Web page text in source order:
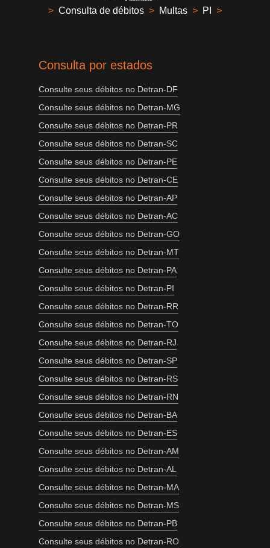
> Consulta de débitos > Multas > PI >
Consulta por estados
Consulte seus débitos no Detran-DF
Consulte seus débitos no Detran-MG
Consulte seus débitos no Detran-PR
Consulte seus débitos no Detran-SC
Consulte seus débitos no Detran-PE
Consulte seus débitos no Detran-CE
Consulte seus débitos no Detran-AP
Consulte seus débitos no Detran-AC
Consulte seus débitos no Detran-GO
Consulte seus débitos no Detran-MT
Consulte seus débitos no Detran-PA
Consulte seus débitos no Detran-PI
Consulte seus débitos no Detran-RR
Consulte seus débitos no Detran-TO
Consulte seus débitos no Detran-RJ
Consulte seus débitos no Detran-SP
Consulte seus débitos no Detran-RS
Consulte seus débitos no Detran-RN
Consulte seus débitos no Detran-BA
Consulte seus débitos no Detran-ES
Consulte seus débitos no Detran-AM
Consulte seus débitos no Detran-AL
Consulte seus débitos no Detran-MA
Consulte seus débitos no Detran-MS
Consulte seus débitos no Detran-PB
Consulte seus débitos no Detran-RO